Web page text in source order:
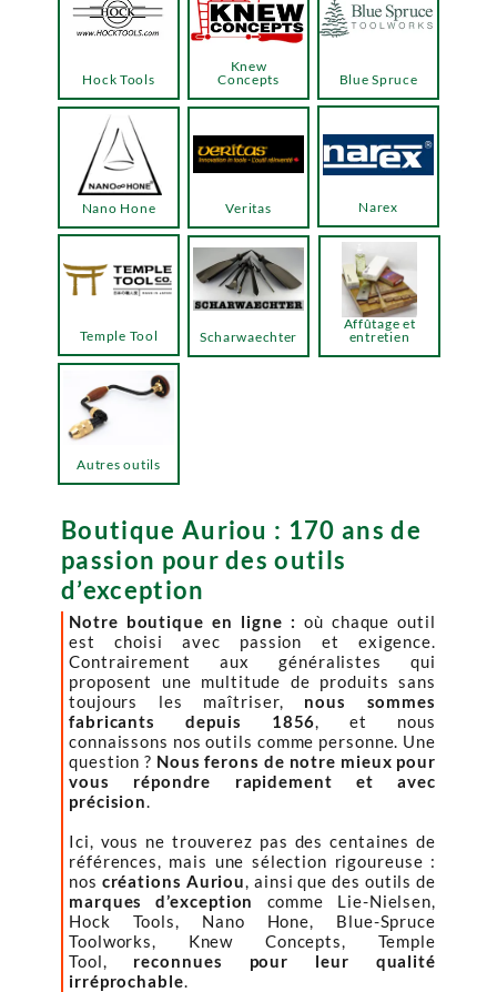
Boutique Auriou : 170 ans de
passion pour des outils
d’exception
Notre boutique en ligne : où chaque outil
est choisi avec passion et exigence.
Contrairement aux généralistes qui
proposent une multitude de produits sans
toujours les maîtriser, nous sommes
fabricants depuis 1856, et nous
connaissons nos outils comme personne. Une
question ? Nous ferons de notre mieux pour
vous répondre rapidement et avec
précision.
Ici, vous ne trouverez pas des centaines de
références, mais une sélection rigoureuse :
nos créations Auriou, ainsi que des outils de
marques d’exception
comme Lie-Nielsen,
Hock Tools, Nano Hone, Blue-Spruce
Toolworks, Knew Concepts, Temple
Tool, reconnues pour leur qualité
irréprochable.
Hock Tools
Knew
Concepts
Temple Tool
Blue Spruce
Narex
Veritas
Nano Hone
Autres outils
Scharwaechter
Affûtage et
entretien